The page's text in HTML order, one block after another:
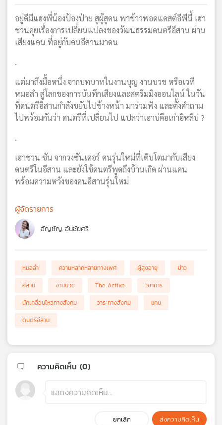
อยู่ดีมีแฮงพี่น้องป้องป่าย สูผู้สูคน พาข้าวพอดแคสต์อีพีนี้ เฮา
ชวนคุยเรื่องการเปลี่ยนแปลงของวัฒนธรรมดนตรีอีสาน ผ่าน
เสียงแคน ที่อยู่กับคนอีสานมาดน
.
แต่มาถึงมื้อหนึ่ง จากบทบาทในงานบุญ งานบวช หรือเวที
หมอลำ สู่โลกของการบันทึกเสียงและสตรีมมิงออนไลน์ ในวัน
ที่ดนตรีอีสานกำลังขยับไปข้างหน้า มาร่วมฟัง และตั้งคำถาม
ไปพร้อมกันว่า ดนตรีที่เปลี่ยนไป แปลว่าเฮาบ่คือเก่าอิหลีบ่ ?
.
เฮาชวน ซัน จากวงซันเดอร์ คนรุ่นใหม่ที่เติบโตมากับเสียง
ดนตรีในอีสาน และยังใช้ดนตรีพูดถึงบ้านเกิด ผ่านแคน
พร้อมความหวังของคนอีสานรุ่นใหม่
ผู้จัดรายการ
อัญชัญ อันชัยศรี
หมอลำ ความหลากหลายทางเพศ ผู้สูงอายุ
ข่าว
อีสาน
งานบวช The Active
วิชาการ
นักเคลื่อนไหวทางสังคม
วาระทางสังคม
แคน
ดนตรีอีสาน
ความคิดเห็น (0)
ยกเลิก ส่งความคิดเห็น